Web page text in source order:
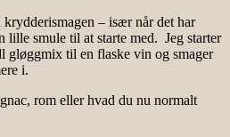
– især når det har
lille smule til at starte med. Jeg starter
gløggmix til en flaske vin og smager
i.
rom eller hvad du nu normalt